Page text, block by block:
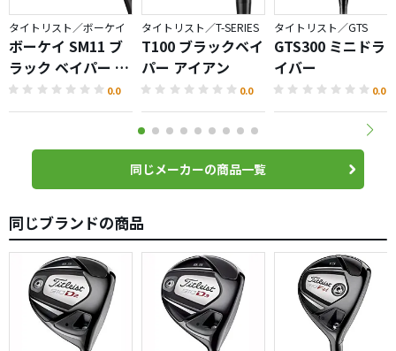
タイトリスト／ボーケイ
ボーケイ SM11 ブ
ラック ベイパー ウ
ェッジ
0.0
タイトリスト／T-SERIES
T100 ブラックベイ
パー アイアン
0.0
タイトリスト／GTS
GTS300 ミニドラ
イバー
0.0
同じメーカーの商品一覧
同じブランドの商品